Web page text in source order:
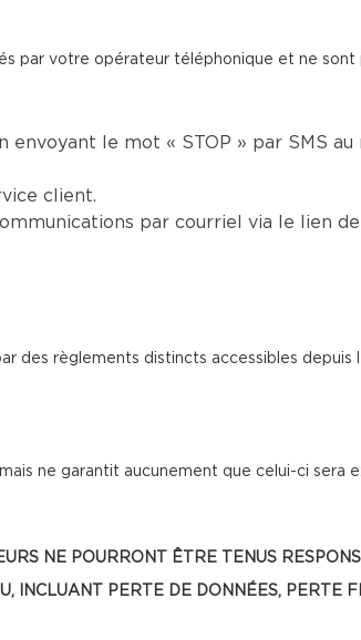
par votre opérateur téléphonique et ne sont
le mot « STOP » par SMS
client.
par courriel via le lien
des règlements distincts accessibles depuis
ne garantit aucunement que celui-ci sera
NE POURRONT ÊTRE TENUS
INCLUANT PERTE DE DONNÉES, PERTE